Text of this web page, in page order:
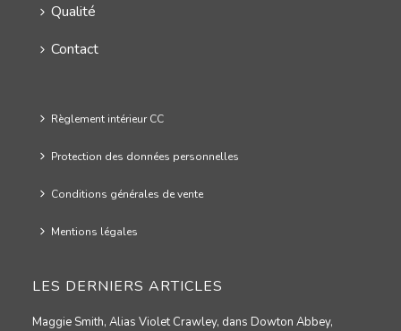
Qualité
Contact
Règlement intérieur CC
Protection des données personnelles
Conditions générales de vente
Mentions légales
LES DERNIERS ARTICLES
Maggie Smith, Alias Violet Crawley, dans Dowton Abbey,